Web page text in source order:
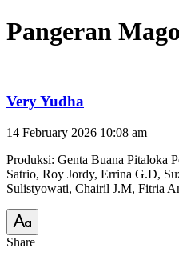
Pangeran
Very Yudha
14 February 2026 10:08 am
Produksi: Genta Buana Pitaloka
Satrio, Roy Jordy, Errina G.D,
Sulistyowati, Chairil J.M, Fitria
Share